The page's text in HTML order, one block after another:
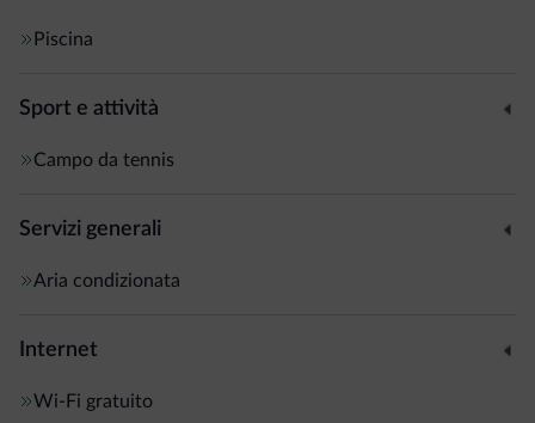
Piscina
Sport e attività
Campo da tennis
Servizi generali
Aria condizionata
Internet
Wi-Fi gratuito